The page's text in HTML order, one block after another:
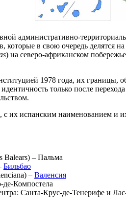
административно-
которые в свою очередь делятся
) на северо-африканском
1978 года, их
только после
их испанским наименованием и
Balears) – Пальма
Бильбао
– Валенсия
де-Компостела
Санта-Крус-де-Тенерифе и